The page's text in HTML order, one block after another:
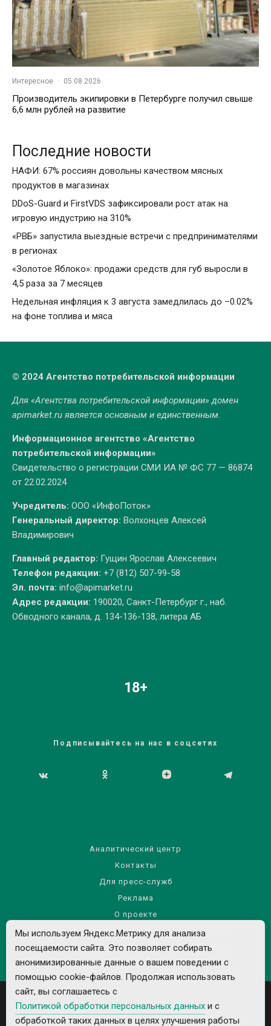
Интересное · 05.08.2026
Производитель экипировки в Петербурге получил свыше
6,6 млн рублей на развитие
Последние новости
НАФИ: 67% россиян довольны качеством мясных
продуктов в магазинах
DDoS-Guard и FirstVDS зафиксировали рост атак на
игровую индустрию на 310%
«РВБ» запустила выездные встречи с предпринимателями
в регионах
«Золотое Яблоко»: продажи средств для губ выросли в
4,5 раза за 7 месяцев
Недельная инфляция к 3 августа замедлилась до –0.02%
на фоне топлива и мяса
© 2024 Агентство потребительской информации
Для «Агентства потребительской информации» домен
apimarket.ruявляется основным и единственным.
Информационное агентство «Агентство
потребительской информации»
Свидетельство о регистрации СМИ ИА № ФС 77 — 86874
от 22.02.2024
Учредитель: ООО «ИнфоПоток»
Генеральный директор: Волхонцев Алексей
Владимирович
Главный редактор: Гущин Ярослав Алексеевич
Телефон редакции: +7 (812) 507-99-58
Эл. почта: info@apimarket.ru
Адрес редакции: 190020, Санкт-Петербург г., наб.
Обводного канала, д. 134-136-138, литера АБ
18+
Подписывайтесь на нас в соцсетях
Аналитический центр
Контакты
Для пресс-служб
Реклама
О проекте
Правила использования материалов сайта
Политика обработки персональных данных
Мы используем Яндекс.Метрику для анализа
посещаемости сайта. Это позволяет собирать
анонимизированные данные о вашем поведении с
помощью cookie-файлов. Продолжая использовать
сайт, вы соглашаетесь с
Политикой обработки персональных данных и с
обработкой таких данных в целях улучшения работы